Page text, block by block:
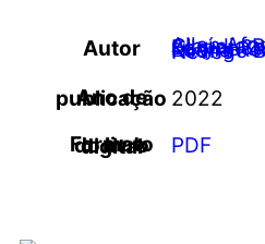
Autor Allan
Claúdia
Edmar
Karyne
Luana
Rodrigo Balduino Soares Neves
Ano de publicação 2022
Formato do livro digital
PDF